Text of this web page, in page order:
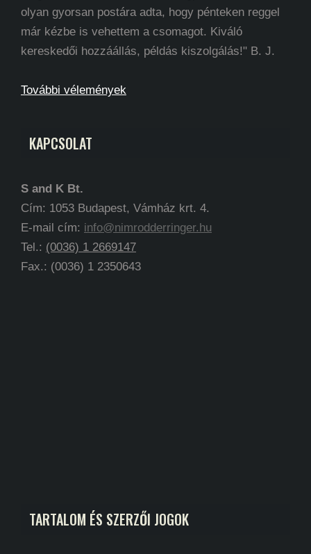
olyan gyorsan postára adta, hogy pénteken reggel
már kézbe is vehettem a csomagot. Kiváló
kereskedői hozzáállás, példás kiszolgálás!" B. J.
További vélemények
KAPCSOLAT
S and K Bt.
Cím: 1053 Budapest, Vámház krt. 4.
E-mail cím: info@nimrodderringer.hu
Tel.: (0036) 1 2669147
Fax.: (0036) 1 2350643
TARTALOM ÉS SZERZŐI JOGOK